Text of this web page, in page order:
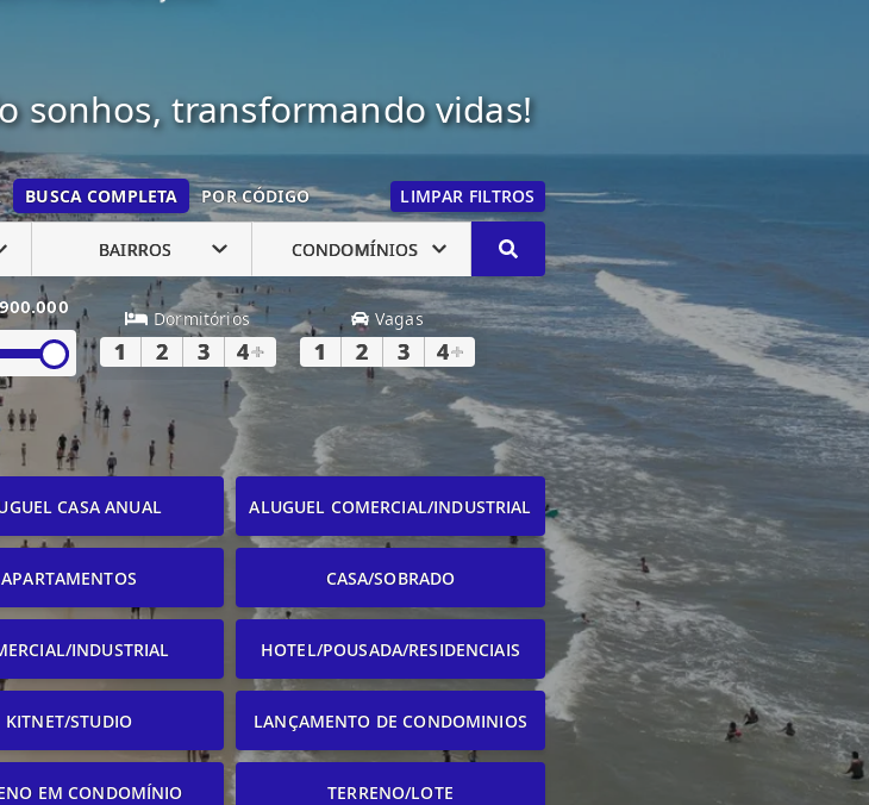
sonhos, transformando vidas!
BUSCA COMPLETA POR CÓDIGO LIMPAR FILTROS
BAIRROS CONDOMÍNIOS
Dormitórios
1 2 3 4+
Vagas
1 2 3 4+
CASA ANUAL ALUGUEL COMERCIAL/INDUSTRIAL
APARTAMENTOS CASA/SOBRADO
INDUSTRIAL HOTEL/POUSADA/RESIDENCIAIS
KITNET/STUDIO LANÇAMENTO DE CONDOMINIOS
EM CONDOMÍNIO TERRENO/LOTE